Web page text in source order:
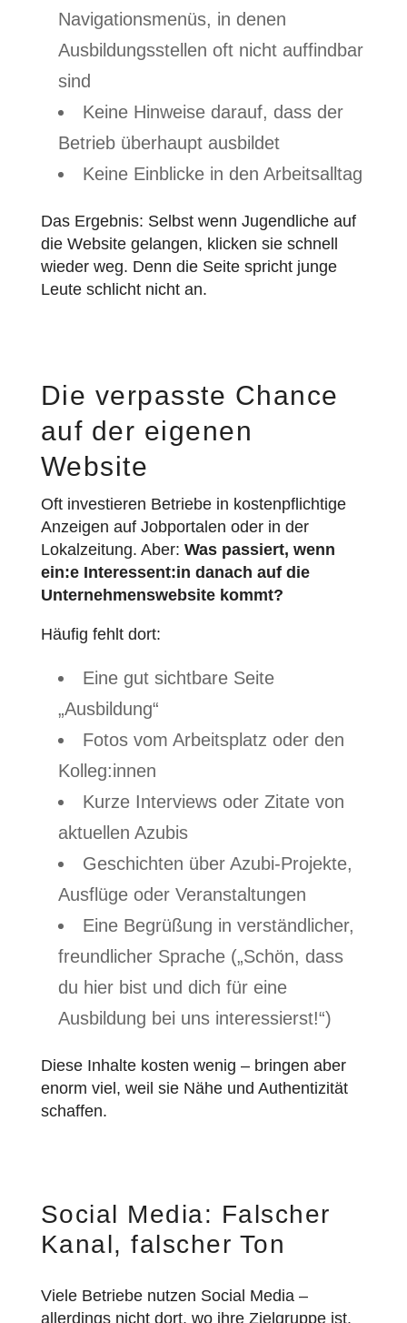
Navigationsmenüs, in denen
Ausbildungsstellen oft nicht auffindbar
sind
Keine Hinweise darauf, dass der
Betrieb überhaupt ausbildet
Keine Einblicke in den Arbeitsalltag
Das Ergebnis: Selbst wenn Jugendliche auf
die Website gelangen, klicken sie schnell
wieder weg. Denn die Seite spricht junge
Leute schlicht nicht an.
Die verpasste Chance
auf der eigenen
Website
Oft investieren Betriebe in kostenpflichtige
Anzeigen auf Jobportalen oder in der
Lokalzeitung. Aber: Was passiert, wenn
ein:e Interessent:in danach auf die
Unternehmenswebsite kommt?
Häufig fehlt dort:
Eine gut sichtbare Seite
„Ausbildung“
Fotos vom Arbeitsplatz oder den
Kolleg:innen
Kurze Interviews oder Zitate von
aktuellen Azubis
Geschichten über Azubi-Projekte,
Ausflüge oder Veranstaltungen
Eine Begrüßung in verständlicher,
freundlicher Sprache („Schön, dass
du hier bist und dich für eine
Ausbildung bei uns interessierst!“)
Diese Inhalte kosten wenig – bringen aber
enorm viel, weil sie Nähe und Authentizität
schaffen.
Social Media: Falscher
Kanal, falscher Ton
Viele Betriebe nutzen Social Media –
allerdings nicht dort, wo ihre Zielgruppe ist.